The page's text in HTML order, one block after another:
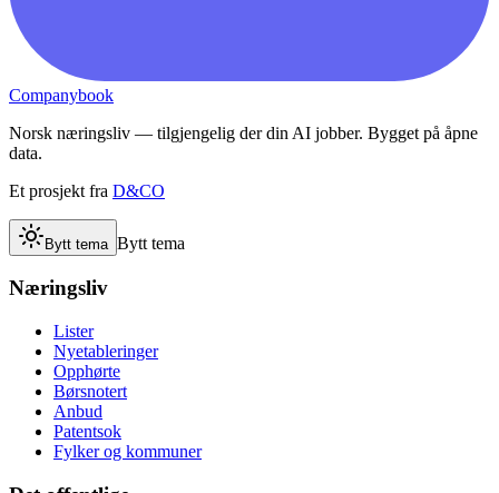
Companybook
Norsk næringsliv — tilgjengelig der din AI jobber. Bygget på åpne
data.
Et prosjekt fra D&CO
Bytt tema Bytt tema
Næringsliv
Lister
Nyetableringer
Opphørte
Børsnotert
Anbud
Patentsok
Fylker og kommuner